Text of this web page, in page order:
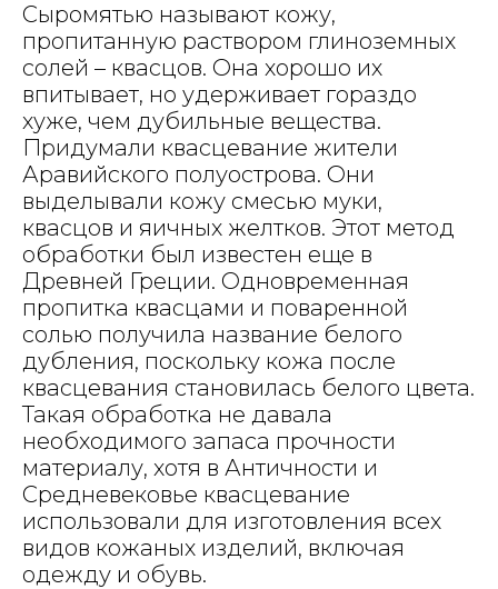
Сыромятью называют кожу,
пропитанную раствором глиноземных
солей – квасцов. Она хорошо их
впитывает, но удерживает гораздо
хуже, чем дубильные вещества.
Придумали квасцевание жители
Аравийского полуострова. Они
выделывали кожу смесью муки,
квасцов и яичных желтков. Этот метод
обработки был известен еще в
Древней Греции. Одновременная
пропитка квасцами и поваренной
солью получила название белого
дубления, поскольку кожа после
квасцевания становилась белого цвета.
Такая обработка не давала
необходимого запаса прочности
материалу, хотя в Античности и
Средневековье квасцевание
использовали для изготовления всех
видов кожаных изделий, включая
одежду и обувь.